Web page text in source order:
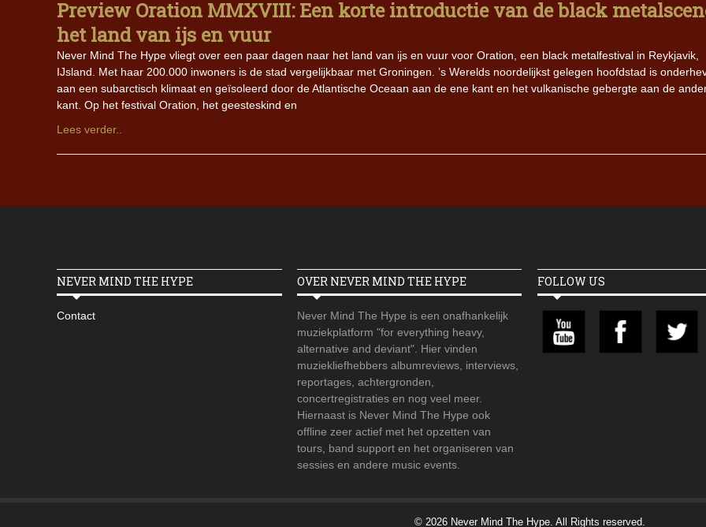
Preview Oration MMXVIII: Een korte introductie van de black
het land van ijs en vuur
Never Mind The Hype vliegt over een paar dagen naar het land van ijs en vuur voor Oration, een black metalfestival in Reykjavik,
IJsland. Met haar 200.000 inwoners is de stad vergelijkbaar met Groningen. ’s Werelds noordelijkst gelegen hoofdstad is
aan een subarctisch klimaat en geïsoleerd door de Atlantische Oceaan aan de ene kant en het vulkanische gebergte aan de
kant. Op het festival Oration, het geesteskind en
Lees verder..
NEVER MIND THE HYPE
Contact
OVER NEVER MIND THE HYPE
Never Mind The Hype is een onafhankelijk
muziekplatform "for everything heavy,
alternative and deviant". Hier vinden
muziekliefhebbers albumreviews, interviews,
reportages, achtergronden,
concertregistraties en nog veel meer.
Hiernaast is Never Mind The Hype ook
offline zeer actief met het opzetten van
tours, band support en het organiseren van
sessies en andere music events.
FOLLOW US
© 2026 Never Mind The Hype. All Rights reserved.